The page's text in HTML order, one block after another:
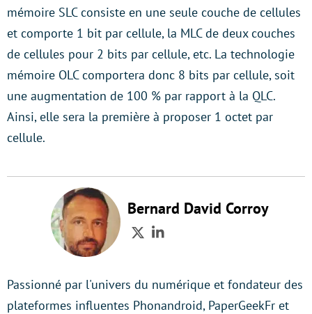
mémoire SLC consiste en une seule couche de cellules
et comporte 1 bit par cellule, la MLC de deux couches
de cellules pour 2 bits par cellule, etc. La technologie
mémoire OLC comportera donc 8 bits par cellule, soit
une augmentation de 100 % par rapport à la QLC.
Ainsi, elle sera la première à proposer 1 octet par
cellule.
Bernard David Corroy
TwitterLinkedIn
Passionné par l'univers du numérique et fondateur des
plateformes influentes Phonandroid, PaperGeekFr et